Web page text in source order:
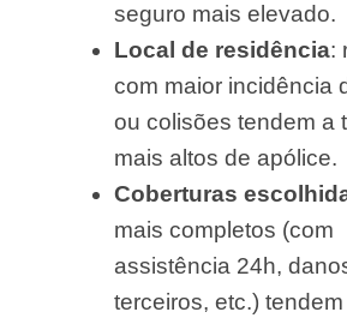
seguro mais elevado.
Local de residência:
com maior incidência
ou colisões tendem a
mais altos de apólice.
Coberturas
mais completos (com
assistência 24h,
terceiros, etc.)